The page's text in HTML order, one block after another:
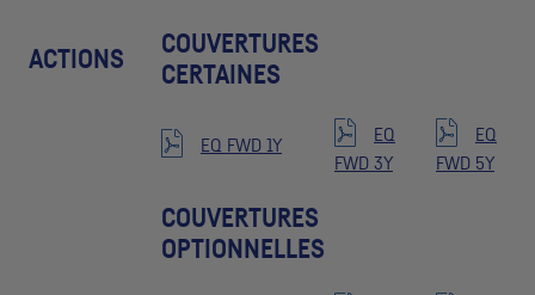
ACTIONS
COUVERTURES
CERTAINES
EQ FWD 1Y
EQ
FWD 3Y
EQ
FWD 5Y
COUVERTURES
OPTIONNELLES